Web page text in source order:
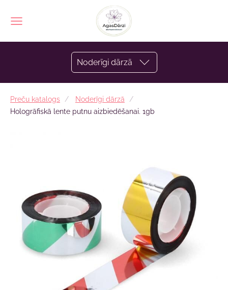
Noderīgi dārzā
Preču katalogs
Noderīgi dārzā
Hologrāfiskā lente putnu aizbiedēšanai. 1gb